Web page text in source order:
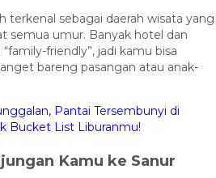
terkenal sebagai daerah wisata yang
semua umur. Banyak hotel dan
friendly”, jadi kamu bisa
bareng pasangan atau anak-
Pantai Tersembunyi di
Bucket List Liburanmu!
Kamu ke Sanur